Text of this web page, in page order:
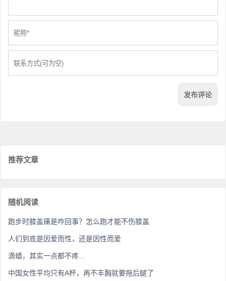
推荐文章
随机阅读
跑步时膝盖痛是咋回事？怎么跑才能不伤膝盖
人们到底是因爱而性，还是因性而爱
滴蜡，其实一点都不疼...
中国女性平均只有A杯，再不丰胸就要拖后腿了